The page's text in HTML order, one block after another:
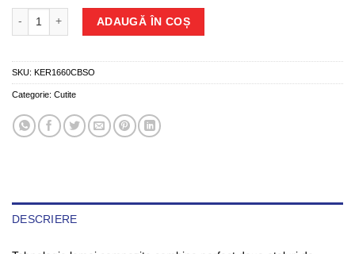
Cantitate Cutit Buzunar - KERSHAW - KER1660CBSO
ADAUGĂ ÎN COȘ
SKU: KER1660CBSO
Categorie: Cutite
DESCRIERE